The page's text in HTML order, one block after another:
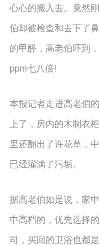
心心的搬入去。竟然
伯却被检查和去下了
的甲醛，高老伯吓到
ppm七八倍!
本报记者走进高老伯
上了，房内的木制衣
里还翻出了许花草，
已经灌满了污垢。
据高老伯如是说，家
中高档的，优先选择
司，买回的卫浴也都